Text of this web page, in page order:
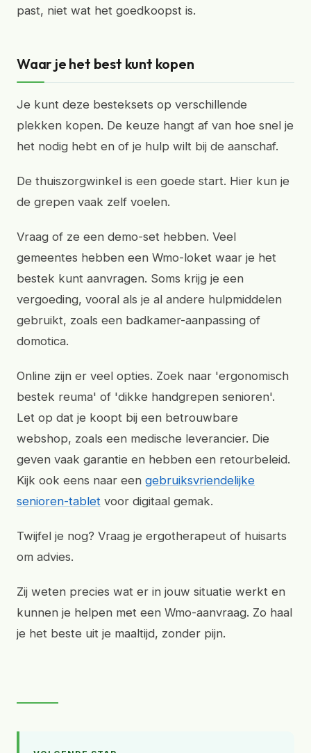
past, niet wat het goedkoopst is.
Waar je het best kunt kopen
Je kunt deze besteksets op verschillende
plekken kopen. De keuze hangt af van hoe snel je
het nodig hebt en of je hulp wilt bij de aanschaf.
De thuiszorgwinkel is een goede start. Hier kun je
de grepen vaak zelf voelen.
Vraag of ze een demo-set hebben. Veel
gemeentes hebben een Wmo-loket waar je het
bestek kunt aanvragen. Soms krijg je een
vergoeding, vooral als je al andere hulpmiddelen
gebruikt, zoals een badkamer-aanpassing of
domotica.
Online zijn er veel opties. Zoek naar 'ergonomisch
bestek reuma' of 'dikke handgrepen senioren'.
Let op dat je koopt bij een betrouwbare
webshop, zoals een medische leverancier. Die
geven vaak garantie en hebben een retourbeleid.
Kijk ook eens naar een gebruiksvriendelijke
senioren-tablet voor digitaal gemak.
Twijfel je nog? Vraag je ergotherapeut of huisarts
om advies.
Zij weten precies wat er in jouw situatie werkt en
kunnen je helpen met een Wmo-aanvraag. Zo haal
je het beste uit je maaltijd, zonder pijn.